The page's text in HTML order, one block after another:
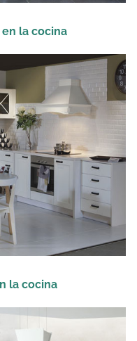
la cocina
la cocina